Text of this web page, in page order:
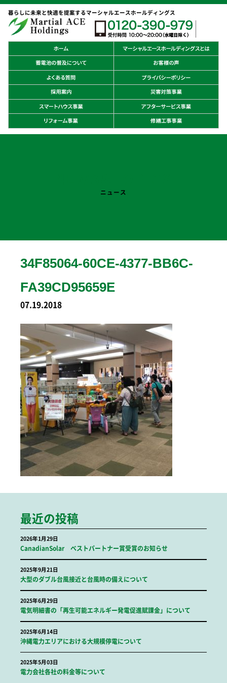
暮らしに未来と快適を提案するマーシャルエースホールディングス
ニュース
34F85064-60CE-4377-BB6C-
FA39CD95659E
07.19.2018
最近の投稿
2026年1月29日
CanadianSolar ベストパートナー賞受賞のお知らせ
2025年9月21日
大型のダブル台風接近と台風時の備えについて
2025年6月29日
電気明細書の「再生可能エネルギー発電促進賦課金」について
2025年6月14日
沖縄電力エリアにおける大規模停電について
2025年5月03日
電力会社各社の料金等について